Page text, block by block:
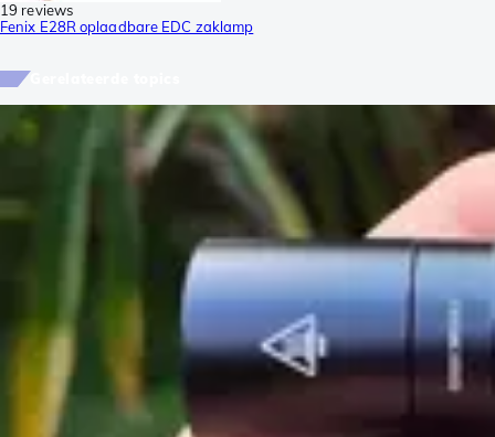
19 reviews
Fenix E28R oplaadbare EDC zaklamp